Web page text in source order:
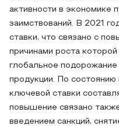
активности в экономике
заимствований. В 2021
ставки, что связано с
причинами роста
глобальное подорожание
продукции. По состоянию
ключевой ставки
повышение связано
введением санкций,